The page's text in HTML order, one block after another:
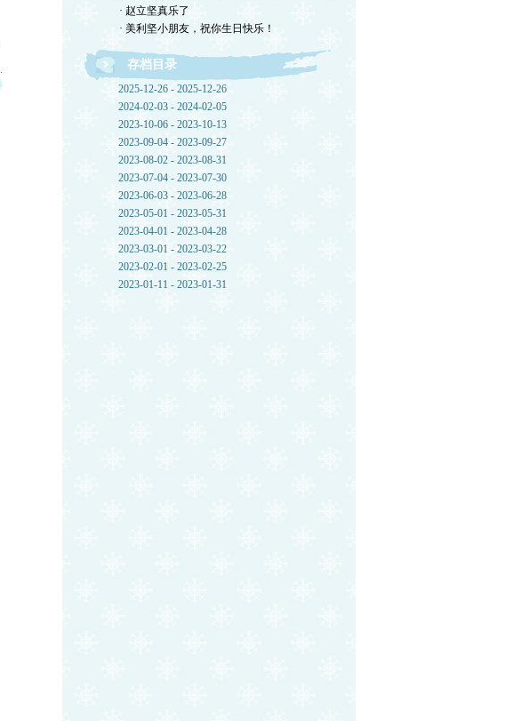
· 赵立坚真乐了
· 美利坚小朋友，祝你生日快乐！
存档目录
2025-12-26 - 2025-12-26
2024-02-03 - 2024-02-05
2023-10-06 - 2023-10-13
2023-09-04 - 2023-09-27
2023-08-02 - 2023-08-31
2023-07-04 - 2023-07-30
2023-06-03 - 2023-06-28
2023-05-01 - 2023-05-31
2023-04-01 - 2023-04-28
2023-03-01 - 2023-03-22
2023-02-01 - 2023-02-25
2023-01-11 - 2023-01-31